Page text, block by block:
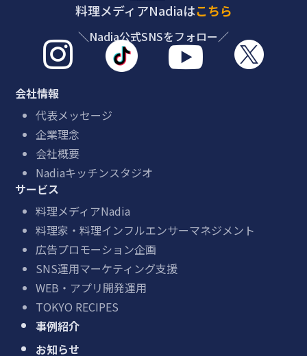
料理メディアNadiaはこちら
＼Nadia公式SNSをフォロー／
  
会社情報
代表メッセージ
企業理念
会社概要
Nadiaキッチンスタジオ
サービス
料理メディアNadia
料理家・料理インフルエンサーマネジメント
広告プロモーション企画
SNS運用マーケティング支援
WEB・アプリ開発運用
TOKYO RECIPES
事例紹介
お知らせ